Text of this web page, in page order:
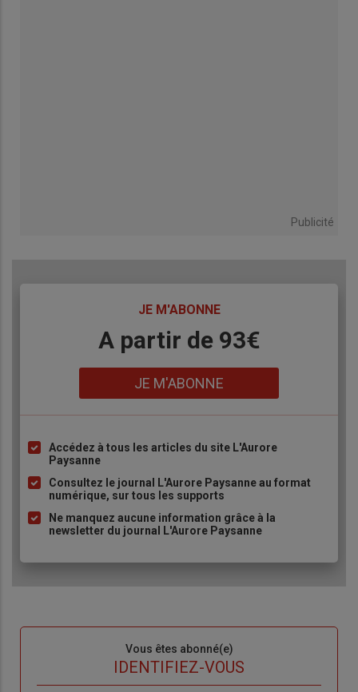
Publicité
JE M'ABONNE
A partir de 93€
JE M'ABONNE
Liste
puce
Accédez à tous les articles du site L'Aurore
Paysanne
Consultez le journal L'Aurore Paysanne au format
numérique, sur tous les supports
Ne manquez aucune information grâce à la
newsletter du journal L'Aurore Paysanne
Vous êtes abonné(e)
IDENTIFIEZ-VOUS